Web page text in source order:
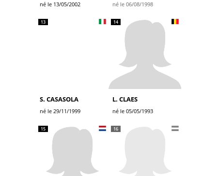
né le 13/05/2002 né le 06/08/1998
13
S. CASASOLA
né le 29/11/1999
14
L. CLAES
né le 05/05/1993
15 16